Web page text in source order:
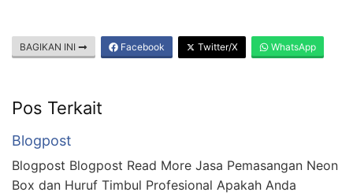
BAGIKAN INI Facebook Twitter/X WhatsApp
Pos Terkait
Blogpost
Blogpost Blogpost Read More Jasa Pemasangan Neon
Box dan Huruf Timbul Profesional Apakah Anda